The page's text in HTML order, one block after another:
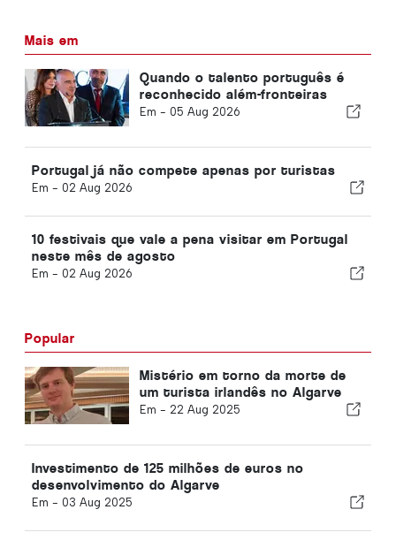
Mais em
Quando o talento português é
reconhecido além-fronteiras
Em - 05 Aug 2026
Portugal já não compete apenas por turistas
Em - 02 Aug 2026
10 festivais que vale a pena visitar em Portugal
neste mês de agosto
Em - 02 Aug 2026
Popular
Mistério em torno da morte de
um turista irlandês no Algarve
Em - 22 Aug 2025
Investimento de 125 milhões de euros no
desenvolvimento do Algarve
Em - 03 Aug 2025